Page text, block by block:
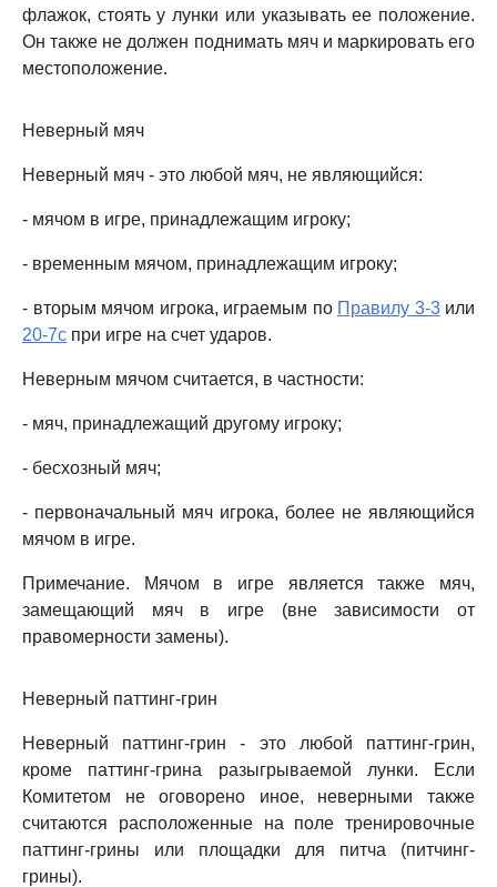
флажок, стоять у лунки или указывать ее положение.
Он также не должен поднимать мяч и маркировать его
местоположение.
Неверный мяч
Неверный мяч - это любой мяч, не являющийся:
- мячом в игре, принадлежащим игроку;
- временным мячом, принадлежащим игроку;
- вторым мячом игрока, играемым по Правилу 3-3или
20-7c при игре на счет ударов.
Неверным мячом считается, в частности:
- мяч, принадлежащий другому игроку;
- бесхозный мяч;
- первоначальный мяч игрока, более не являющийся
мячом в игре.
Примечание. Мячом в игре является также мяч,
замещающий мяч в игре (вне зависимости от
правомерности замены).
Неверный паттинг-грин
Неверный паттинг-грин - это любой паттинг-грин,
кроме паттинг-грина разыгрываемой лунки. Если
Комитетом не оговорено иное, неверными также
считаются расположенные на поле тренировочные
паттинг-грины или площадки для питча (питчинг-
грины).